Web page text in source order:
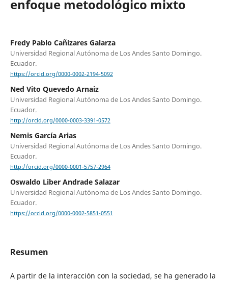
enfoque metodológico mixto
Fredy Pablo Cañizares Galarza
Universidad Regional Autónoma de Los Andes Santo Domingo.
Ecuador.
https://orcid.org/0000-0002-2194-5092
Ned Vito Quevedo Arnaiz
Universidad Regional Autónoma de Los Andes Santo Domingo.
Ecuador.
http://orcid.org/0000-0003-3391-0572
Nemis García Arias
Universidad Regional Autónoma de Los Andes Santo Domingo.
Ecuador.
http://orcid.org/0000-0001-5757-2964
Oswaldo Liber Andrade Salazar
Universidad Regional Autónoma de Los Andes Santo Domingo.
Ecuador.
https://orcid.org/0000-0002-5851-0551
Resumen
A partir de la interacción con la sociedad, se ha generado la